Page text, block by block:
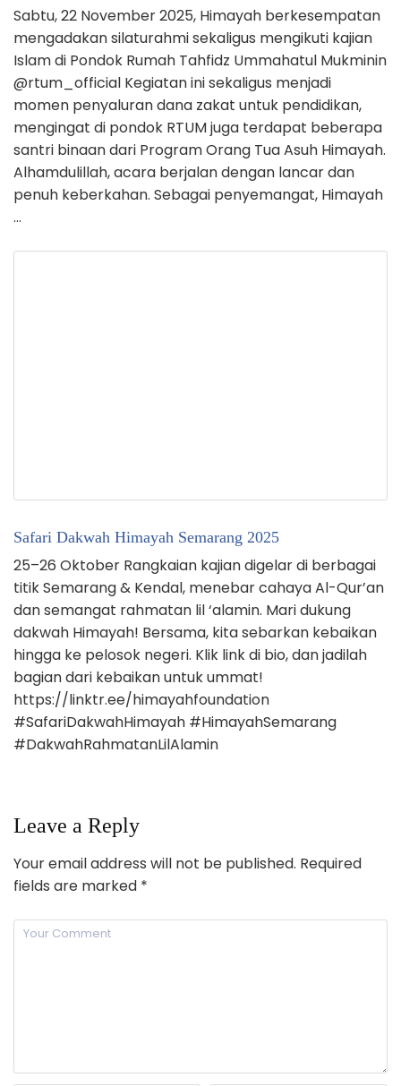
Sabtu, 22 November 2025, Himayah berkesempatan
mengadakan silaturahmi sekaligus mengikuti kajian
Islam di Pondok Rumah Tahfidz Ummahatul Mukminin
@rtum_official Kegiatan ini sekaligus menjadi
momen penyaluran dana zakat untuk pendidikan,
mengingat di pondok RTUM juga terdapat beberapa
santri binaan dari Program Orang Tua Asuh Himayah.
Alhamdulillah, acara berjalan dengan lancar dan
penuh keberkahan. Sebagai penyemangat, Himayah
…
Safari Dakwah Himayah Semarang 2025
25–26 Oktober Rangkaian kajian digelar di berbagai
titik Semarang & Kendal, menebar cahaya Al-Qur’an
dan semangat rahmatan lil ‘alamin. Mari dukung
dakwah Himayah! Bersama, kita sebarkan kebaikan
hingga ke pelosok negeri. Klik link di bio, dan jadilah
bagian dari kebaikan untuk ummat!
https://linktr.ee/himayahfoundation
#SafariDakwahHimayah #HimayahSemarang
#DakwahRahmatanLilAlamin
Leave a Reply
Your email address will not be published. Required
fields are marked *